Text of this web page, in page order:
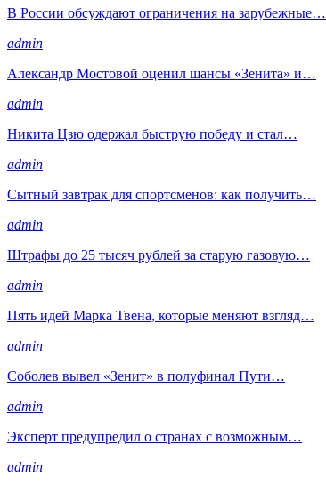
В России обсуждают ограничения на зарубежные…
admin
Александр Мостовой оценил шансы «Зенита» и…
admin
Никита Цзю одержал быструю победу и стал…
admin
Сытный завтрак для спортсменов: как получить…
admin
Штрафы до 25 тысяч рублей за старую газовую…
admin
Пять идей Марка Твена, которые меняют взгляд…
admin
Соболев вывел «Зенит» в полуфинал Пути…
admin
Эксперт предупредил о странах с возможным…
admin